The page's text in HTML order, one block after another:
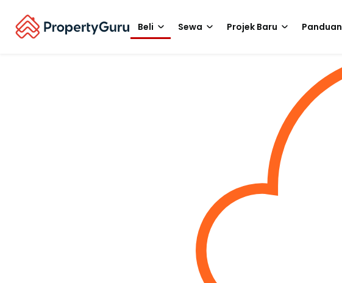
Beli Sewa Projek Baru Panduan